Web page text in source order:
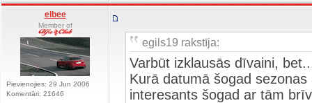
elbee
Member of
Pievienojies: 29 Jun 2006
Komentāri: 21646
egils19 rakstīja:
Varbūt izklausās dīvaini,
Kurā datumā šogad
interesants šogad ar tām